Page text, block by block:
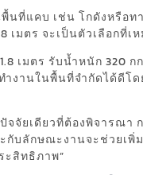
นที่แคบ เช่น โกดังหรือท
เมตร จะเป็นตัวเลือกที่เ
เมตร รับน้ำหนัก 320 ก
ำงานในพื้นที่จำกัดได้ดีโ
จจัยเดียวที่ต้องพิจารณา
กับลักษณะงานจะช่วยเพิ่
สิทธิภาพ”